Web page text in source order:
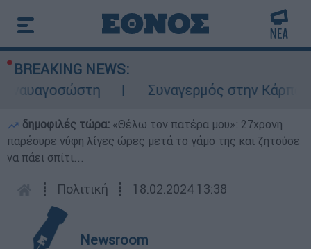
BREAKING NEWS:
Συναγερμός στην Κάρπαθο:
δημοφιλές τώρα: «Θέλω τον πατέρα μου»: 27χρονη
παρέσυρε νύφη λίγες ώρες μετά το γάμο της και ζητούσε
να πάει σπίτι...
┋ Πολιτική ┋ 18.02.2024 13:38
Newsroom